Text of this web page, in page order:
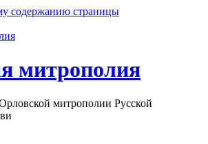
содержанию страницы
митрополия
митрополии Русской